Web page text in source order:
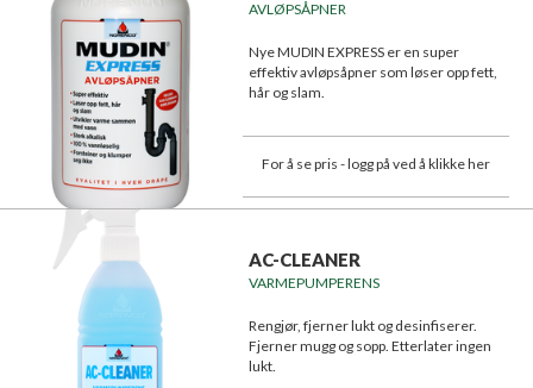
AVLØPSÅPNER
Nye MUDIN EXPRESS er en super
effektiv avløpsåpner som løser opp fett,
hår og slam.
For å se pris - logg på ved å klikke her
AC-CLEANER
VARMEPUMPERENS
Rengjør, fjerner lukt og desinfiserer.
Fjerner mugg og sopp. Etterlater ingen
lukt.